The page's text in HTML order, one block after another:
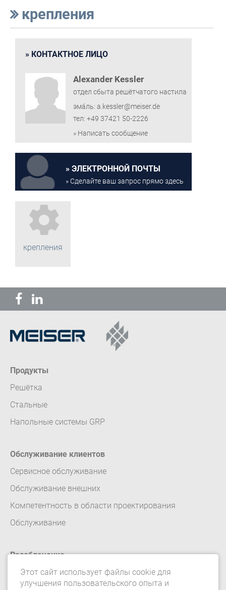
крепления
КОНТАКТНОЕ ЛИЦО
Alexander Kessler
отдел сбыта решётчатого настила
эма́ль: a.kessler@meiser.de
тел: +49 37421 50-2226
» Написать сообщение
ЭЛЕКТРОННОЙ ПОЧТЫ
» Сделайте ваш запрос прямо здесь
крепления
Продукты
Pешётка
Стальные
Напольные системы GRP
Обслуживание клиентов
Сервисное обслуживание
Обслуживание внешних
Компетентность в области проектирования
Обслуживание
Разоблачение
Контакт
Этот сайт использует файлы cookie для
улучшения пользовательского опыта и